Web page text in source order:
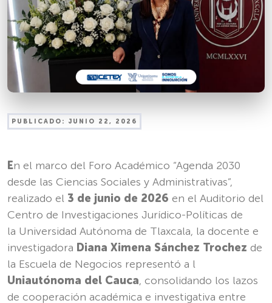
PUBLICADO: JUNIO 22, 2026
En el marco del Foro Académico “Agenda 2030
desde las Ciencias Sociales y Administrativas”,
realizado el 3 de junio de 2026 en el Auditorio del
Centro de Investigaciones Jurídico-Políticas de
la Universidad Autónoma de Tlaxcala, la docente e
investigadora Diana Ximena Sánchez Trochez de
la Escuela de Negocios representó a l
Uniautónoma del Cauca, consolidando los lazos
de cooperación académica e investigativa entre